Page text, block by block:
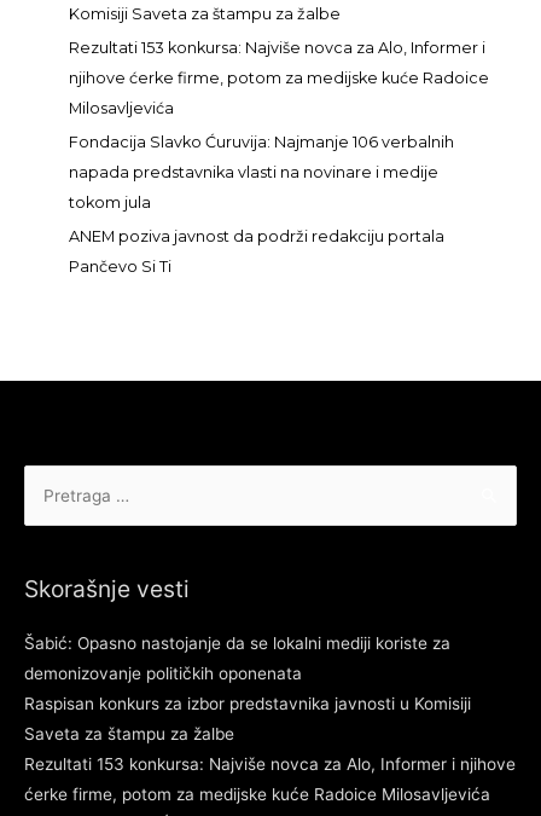
Komisiji Saveta za štampu za žalbe
Rezultati 153 konkursa: Najviše novca za Alo, Informer i
njihove ćerke firme, potom za medijske kuće Radoice
Milosavljevića
Fondacija Slavko Ćuruvija: Najmanje 106 verbalnih
napada predstavnika vlasti na novinare i medije
tokom jula
ANEM poziva javnost da podrži redakciju portala
Pančevo Si Ti
Skorašnje vesti
Šabić: Opasno nastojanje da se lokalni mediji koriste za
demonizovanje političkih oponenata
Raspisan konkurs za izbor predstavnika javnosti u Komisiji
Saveta za štampu za žalbe
Rezultati 153 konkursa: Najviše novca za Alo, Informer i njihove
ćerke firme, potom za medijske kuće Radoice Milosavljevića